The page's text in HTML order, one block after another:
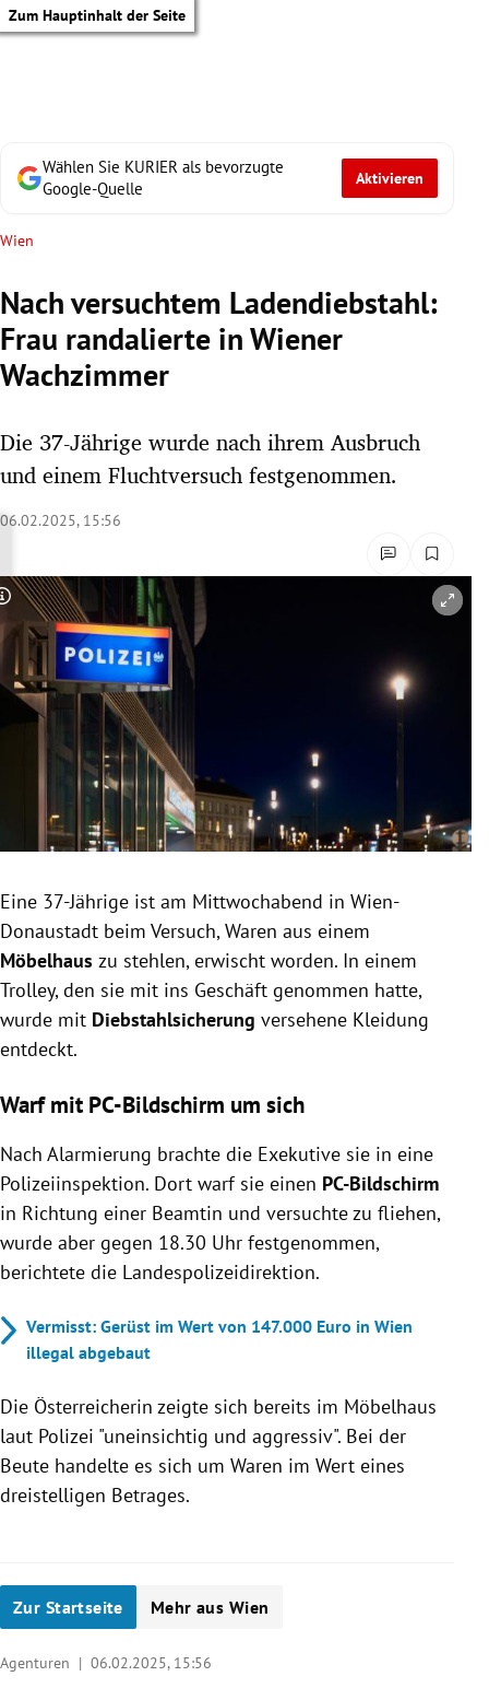
Zum Hauptinhalt der Seite
Untermenü
Untermenü
Untermenü
Untermenü
Untermenü
Untermenü
Untermenü
Wählen Sie KURIER als bevorzugte
Google-Quelle
Aktivieren
Wien
Nach versuchtem Ladendiebstahl:
Frau randalierte in Wiener
Wachzimmer
Die 37-Jährige wurde nach ihrem Ausbruch
und einem Fluchtversuch festgenommen.
06.02.2025, 15:56
Copyright-Hinweis öffnen/schließen
Eine 37-Jährige ist am Mittwochabend in Wien-
Donaustadt beim Versuch, Waren aus einem
Möbelhaus zu stehlen, erwischt worden. In einem
Trolley, den sie mit ins Geschäft genommen hatte,
wurde mit Diebstahlsicherung versehene Kleidung
entdeckt.
Warf mit PC-Bildschirm um sich
Nach Alarmierung brachte die Exekutive sie in eine
Polizeiinspektion. Dort warf sie einen PC-Bildschirm
in Richtung einer Beamtin und versuchte zu fliehen,
wurde aber gegen 18.30 Uhr festgenommen,
berichtete die Landespolizeidirektion.
Vermisst: Gerüst im Wert von 147.000 Euro in Wien
illegal abgebaut
Die Österreicherin zeigte sich bereits im Möbelhaus
laut Polizei "uneinsichtig und aggressiv". Bei der
Beute handelte es sich um Waren im Wert eines
dreistelligen Betrages.
Zur Startseite Mehr aus Wien
Agenturen | 06.02.2025, 15:56